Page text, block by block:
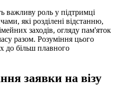
важливу роль у підтримці
які розділені відстанню,
заходів, огляду пам'яток
разом. Розуміння цього
до більш плавного
заявки на візу